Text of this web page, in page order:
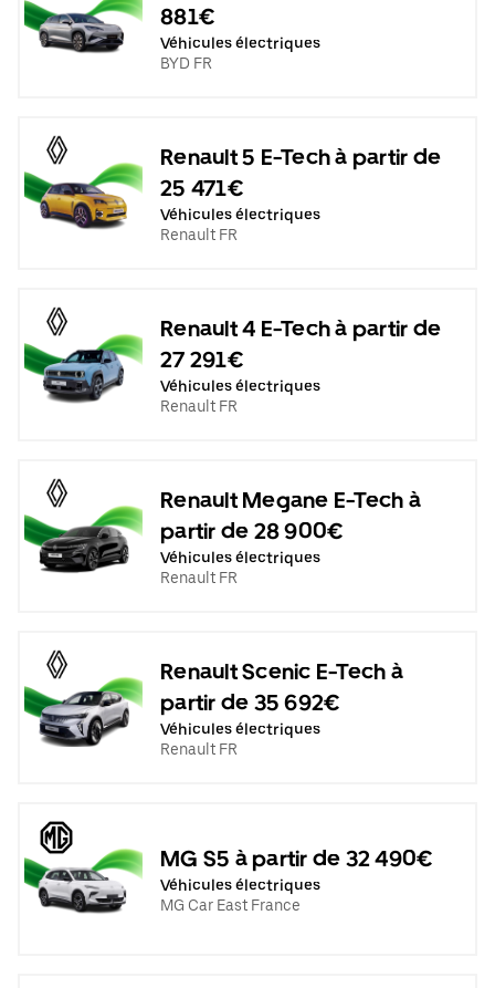
881€
Véhicules électriques
BYD FR
Renault 5 E-Tech à partir de
25 471€
Véhicules électriques
Renault FR
Renault 4 E-Tech à partir de
27 291€
Véhicules électriques
Renault FR
Renault Megane E-Tech à
partir de 28 900€
Véhicules électriques
Renault FR
Renault Scenic E-Tech à
partir de 35 692€
Véhicules électriques
Renault FR
MG S5 à partir de 32 490€
Véhicules électriques
MG Car East France